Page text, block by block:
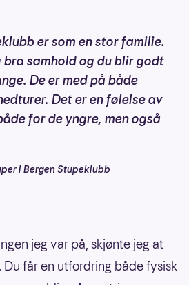
er som en stor familie.
samhold og du blir godt
De er med på både
Det er en følelse av
for de yngre, men også
i Bergen Stupeklubb
jeg var på, skjønte jeg at
Du får en utfordring både fysisk